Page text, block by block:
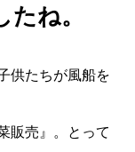
ね。
供たちが風船を
販売』。とって